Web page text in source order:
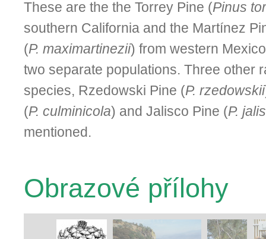
These are the the Torrey Pine (Pinus
southern California and the Martínez
(P. maximartinezii) from western
two separate populations. Three other
species, Rzedowski Pine (P. rzedowskii
(P. culminicola) and Jalisco Pine (P.
mentioned.
Obrazové přílohy